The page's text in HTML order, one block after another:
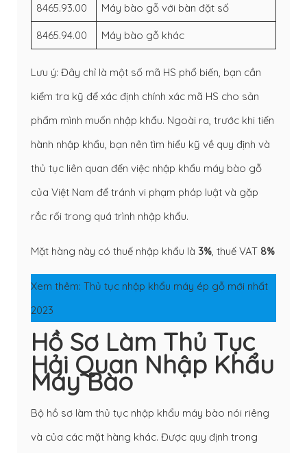
8465.93.00 Máy bào gỗ với bàn đặt số
8465.94.00 Máy bào gỗ khác
Lưu ý: Đây chỉ là một số mã HS phổ biến, bạn cần
kiểm tra kỹ để xác định chính xác mã HS cho sản
phẩm mình muốn nhập khẩu. Ngoài ra, trước khi tiến
hành nhập khẩu, bạn nên tìm hiểu kỹ về quy định và
thủ tục liên quan đến việc nhập khẩu máy bào gỗ
của Việt Nam để tránh vi phạm pháp luật và gặp
rắc rối trong quá trình nhập khẩu.
Mặt hàng này có thuế nhập khẩu là 3%, thuế VAT 8%
Xem thêm: Thủ tục nhập khẩu máy ép gỗ mới nhất
2023
Hồ Sơ Làm Thủ Tục
Hải Quan Nhập Khẩu
Máy Bào
Bộ hồ sơ làm thủ tục nhập khẩu máy bào nói riêng
và của các mặt hàng khác. Được quy định trong